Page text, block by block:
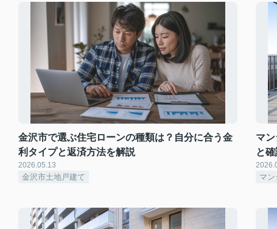
金沢市で選ぶ住宅ローンの種類は？自分に合う金
利タイプと返済方法を解説
2026.05.13
金沢市土地戸建て
マ
と
マ